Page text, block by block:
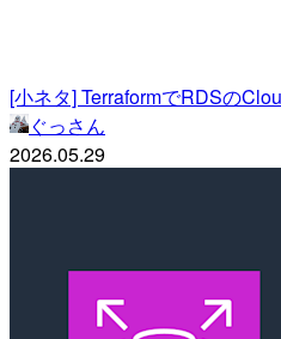
[小ネタ] TerraformでRDSの
ぐっさん
2026.05.29